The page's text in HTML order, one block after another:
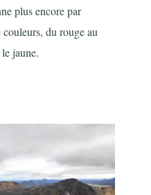
plus encore par
couleurs, du rouge au
jaune.